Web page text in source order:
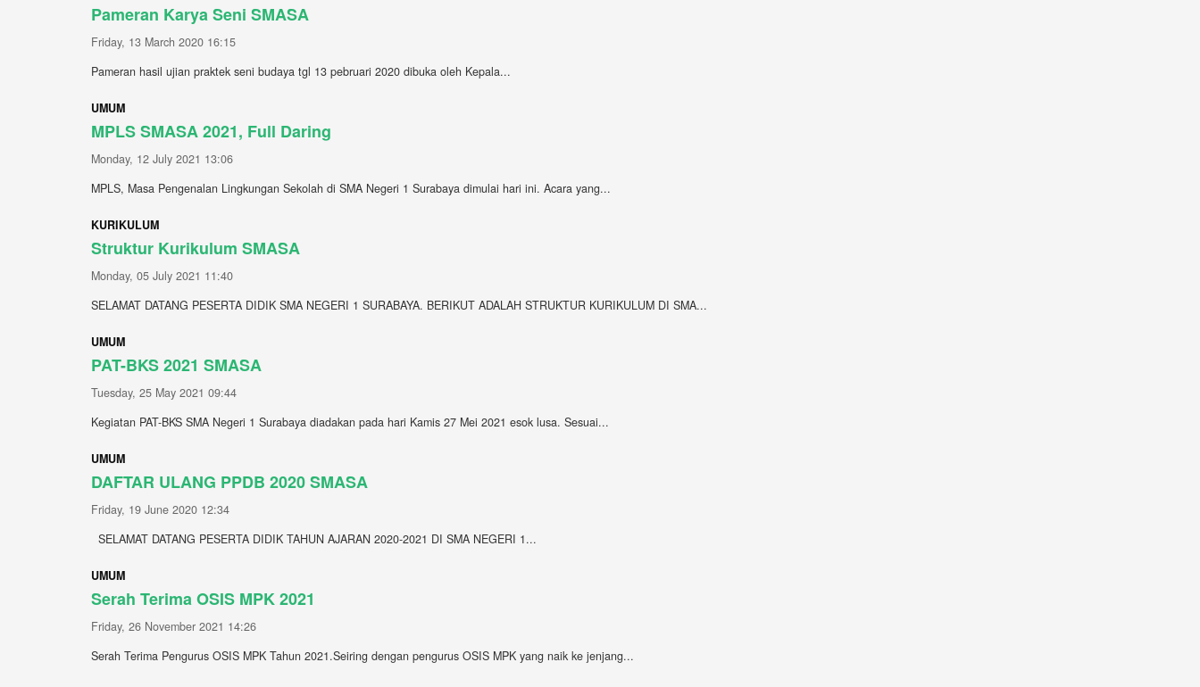
Pameran Karya Seni SMASA
Friday, 13 March 2020 16:15
Pameran hasil ujian praktek seni budaya tgl 13 pebruari 2020 dibuka oleh Kepala...
UMUM
MPLS SMASA 2021, Full Daring
Monday, 12 July 2021 13:06
MPLS, Masa Pengenalan Lingkungan Sekolah di SMA Negeri 1 Surabaya dimulai hari ini. Acara yang...
KURIKULUM
Struktur Kurikulum SMASA
Monday, 05 July 2021 11:40
SELAMAT DATANG PESERTA DIDIK SMA NEGERI 1 SURABAYA. BERIKUT ADALAH STRUKTUR KURIKULUM DI SMA...
UMUM
PAT-BKS 2021 SMASA
Tuesday, 25 May 2021 09:44
Kegiatan PAT-BKS SMA Negeri 1 Surabaya diadakan pada hari Kamis 27 Mei 2021 esok lusa. Sesuai...
UMUM
DAFTAR ULANG PPDB 2020 SMASA
Friday, 19 June 2020 12:34
SELAMAT DATANG PESERTA DIDIK TAHUN AJARAN 2020-2021 DI SMA NEGERI 1...
UMUM
Serah Terima OSIS MPK 2021
Friday, 26 November 2021 14:26
Serah Terima Pengurus OSIS MPK Tahun 2021.Seiring dengan pengurus OSIS MPK yang naik ke jenjang...